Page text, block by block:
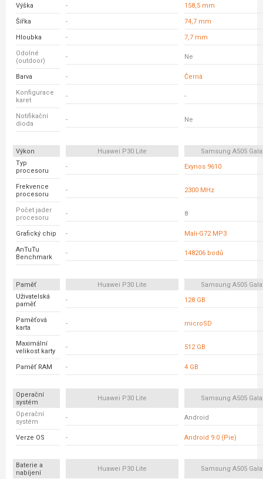
Výška - 158,5 mm
Šířka - 74,7 mm
Hloubka - 7,7 mm
Odolné
(outdoor)
- Ne
Barva - Černá
Konfigurace
karet
- -
Notifikační
dioda
- Ne
Výkon Huawei P30 Lite
Samsung A505
Typ
procesoru
- Exynos 9610
Frekvence
procesoru
- 2300 MHz
Počet jader
procesoru
- 8
Grafický chip - Mali-G72 MP3
AnTuTu
Benchmark
- 148206 bodů
Paměť Huawei P30 Lite
Samsung A505
Uživatelská
paměť
- 128 GB
Paměťová
karta
- microSD
Maximální
velikost karty
- 512 GB
Paměť RAM - 4 GB
Operační
systém
Huawei P30 Lite Samsung A505
Operační
systém
- Android
Verze OS - Android 9.0 (Pie)
Baterie a
nabíjení
Huawei P30 Lite Samsung A505